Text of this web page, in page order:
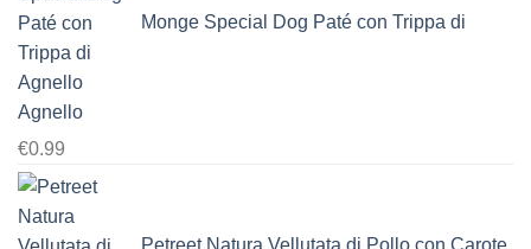
Monge Special Dog Paté con Trippa di
Agnello
€0.99
Petreet Natura Vellutata di Pollo con Carote